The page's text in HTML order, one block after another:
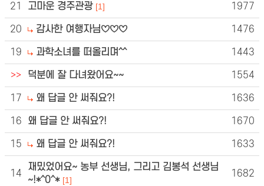
21 고마운 경주관광 [1] 1977
20 감사한 여행자님♡♡♡ 1476
19 과학소녀를 떠올리며^^ 1443
>> 덕분에 잘 다녀왔어요~~ 1554
17 왜 답글 안 써줘요?! 1636
16 왜 답글 안 써줘요?! 1670
15 왜 답글 안 써줘요?! 1633
14
재밌었어요~ 농부 선생님, 그리고 김봉석 선생님
~!*^0^* [1]
1682